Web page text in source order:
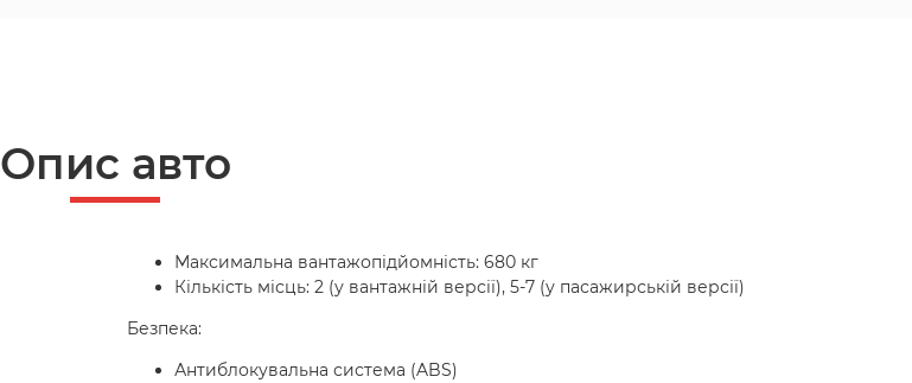
Опис авто
Максимальна вантажопідйомність: 680 кг
Кількість місць: 2 (у вантажній версії), 5-7 (у пасажирській версії)
Безпека:
Антиблокувальна система (ABS)